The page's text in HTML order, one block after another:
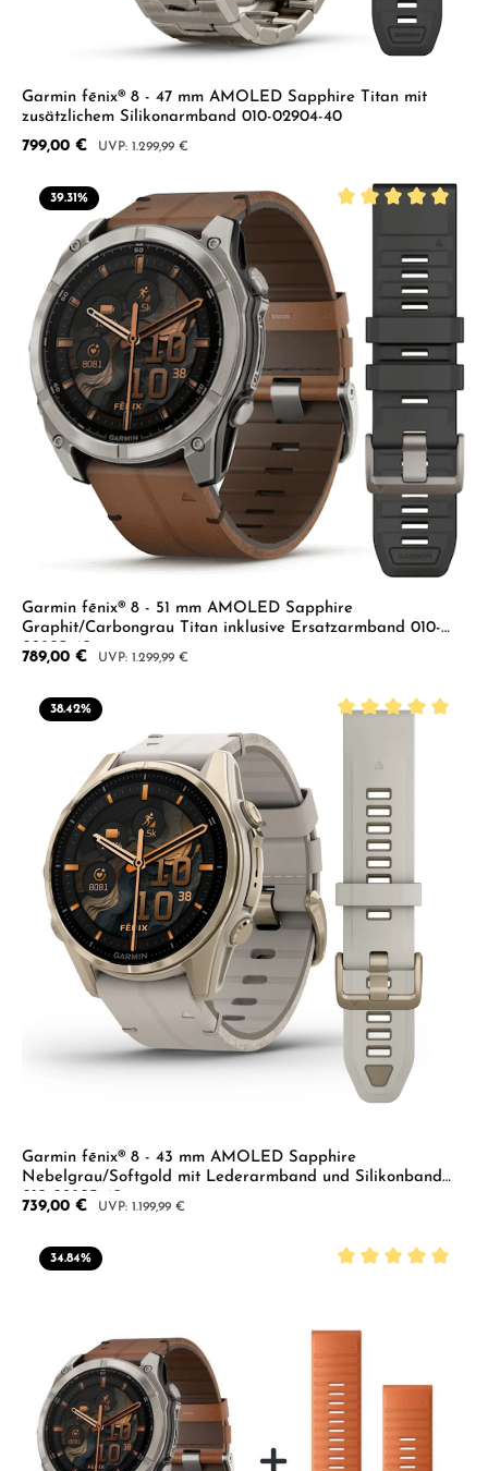
Garmin fēnix® 8 - 47 mm AMOLED Sapphire Titan mit
zusätzlichem Silikonarmband 010-02904-40
Verkaufspreis:
799,00 € Regulärer Preis:
1.299,99 €
39.31%
Garmin fēnix® 8 - 51 mm AMOLED Sapphire
Graphit/Carbongrau Titan inklusive Ersatzarmband 010-
02905-40
Verkaufspreis:
789,00 € Regulärer Preis:
1.299,99 €
38.42%
Garmin fēnix® 8 - 43 mm AMOLED Sapphire
Nebelgrau/Softgold mit Lederarmband und Silikonband
010-02903-40
Verkaufspreis:
739,00 € Regulärer Preis:
1.199,99 €
34.84%